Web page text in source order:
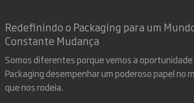
Redefinindo o Packaging para um
Constante Mudança
Somos diferentes porque vemos a oportunidade
Packaging desempenhar um poderoso papel no
que nos rodeia.